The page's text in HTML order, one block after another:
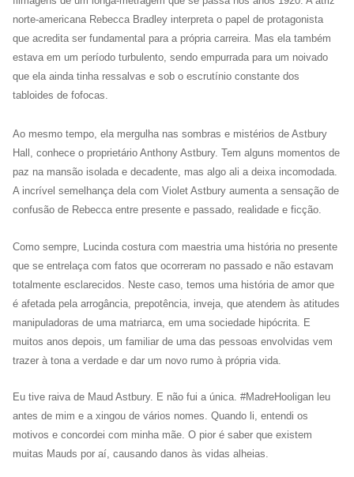
norte-americana Rebecca Bradley interpreta o papel de protagonista
que acredita ser fundamental para a própria carreira. Mas ela também
estava em um período turbulento, sendo empurrada para um noivado
que ela ainda tinha ressalvas e sob o escrutínio constante dos
tabloides de fofocas.
Ao mesmo tempo, ela mergulha nas sombras e mistérios de Astbury
Hall, conhece o proprietário Anthony Astbury. Tem alguns momentos de
paz na mansão isolada e decadente, mas algo ali a deixa incomodada.
A incrível semelhança dela com Violet Astbury aumenta a sensação de
confusão de Rebecca entre presente e passado, realidade e ficção.
Como sempre, Lucinda costura com maestria uma história no presente
que se entrelaça com fatos que ocorreram no passado e não estavam
totalmente esclarecidos. Neste caso, temos uma história de amor que
é afetada pela arrogância, prepotência, inveja, que atendem às atitudes
manipuladoras de uma matriarca, em uma sociedade hipócrita. E
muitos anos depois, um familiar de uma das pessoas envolvidas vem
trazer à tona a verdade e dar um novo rumo à própria vida.
Eu tive raiva de Maud Astbury. E não fui a única. #MadreHooligan leu
antes de mim e a xingou de vários nomes. Quando li, entendi os
motivos e concordei com minha mãe. O pior é saber que existem
muitas Mauds por aí, causando danos às vidas alheias.